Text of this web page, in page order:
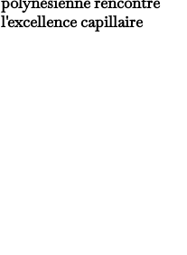
l'excellence capillaire